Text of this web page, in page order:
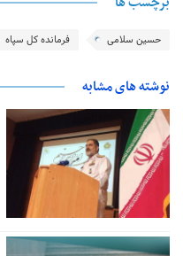
حسین سلامی فرمانده کل سپاه
نوشته های مشابه